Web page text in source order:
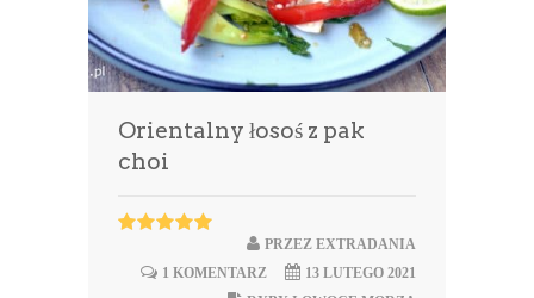
Orientalny łosoś z pak
choi
PRZEZ EXTRADANIA
13 LUTEGO 2021
1 KOMENTARZ